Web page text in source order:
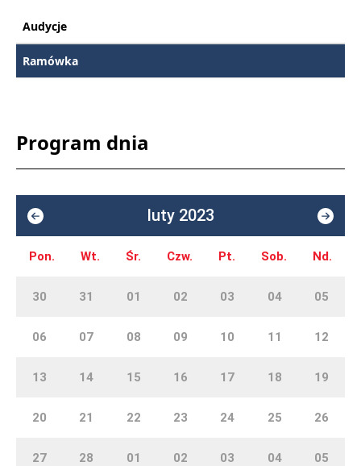
Audycje
Ramówka
Program dnia
luty 2023
Pon. Wt. Śr. Czw. Pt. Sob. Nd.
30 31 01 02 03 04 05
06 07 08 09 10 11 12
13 14 15 16 17 18 19
20 21 22 23 24 25 26
27 28 01 02 03 04 05